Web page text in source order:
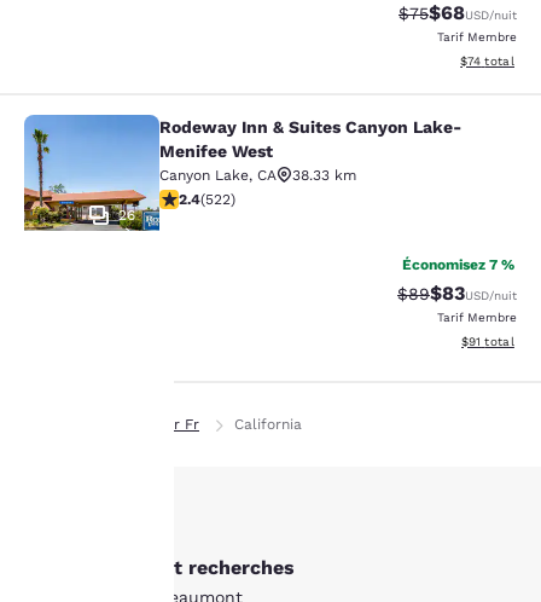
Tarif barré :
$75Tarif réduit :
$68USD/nuit
Tarif Membre
Afficher les
$74 total
Rodeway Inn & Suites Canyon
26
Rodeway Inn & Suites Canyon Lake-
Menifee West
Canyon Lake, CA
38.33 km
2.43 étoiles. Moyen. 522 commentaires
2.4(522)
Économisez 7 %
Tarif barré :
$89Tarif réduit :
$83USD/nuit
Tarif Membre
Afficher les
$91 total
Fr Fr California
Autres Beaumont recherches
Tous les hôtels à Beaumont